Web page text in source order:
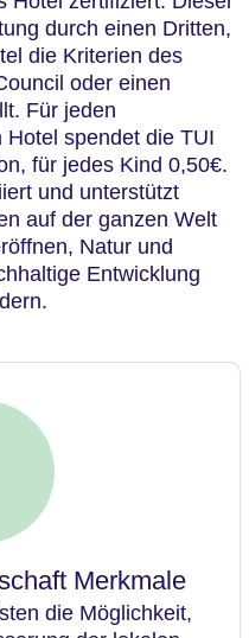
durch einen Dritten,
die Kriterien des
oder einen
Für jeden
spendet die TUI
für jedes Kind 0,50€.
und unterstützt
auf der ganzen Welt
Natur und
Entwicklung
Merkmale
die Möglichkeit,